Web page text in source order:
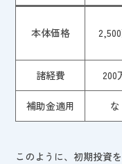
本体価格
諸経費 200
補助金適用 な
このように、初期投資